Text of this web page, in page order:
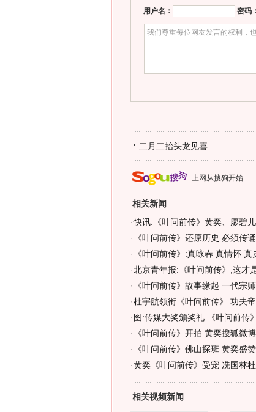
用户名： 密码：
二月二抬头龙见喜
上网从搜狗开始
相关新闻
·快讯:《叶问前传》黄奕、廖碧
· 《叶问前传》还原历史 必须传
· 《叶问前传》:真咏春 真情怀 真
·北京青年报:《叶问前传》,这才
· 《叶问前传》故事缘起 一代宗
·杜宇航领衔《叶问前传》 功夫
· 图:传媒大奖颁奖礼 《叶问前传
· 《叶问前传》开拍 黄奕搜狐微
· 《叶问前传》佛山探班 黄奕盛
·黄奕《叶问前传》受宠 冼国林
相关视频新闻